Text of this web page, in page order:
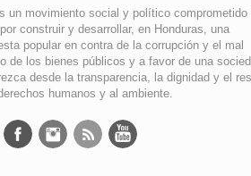
un movimiento social y político comprometido
por construir y desarrollar, en Honduras, una
popular en contra de la corrupción y el mal
de los bienes públicos y a favor de una
desde la transparencia, la dignidad y el
humanos y al ambiente.